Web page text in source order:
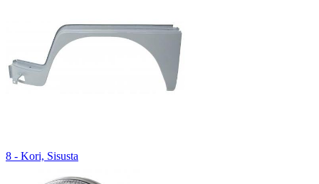
8 - Kori, Sisusta